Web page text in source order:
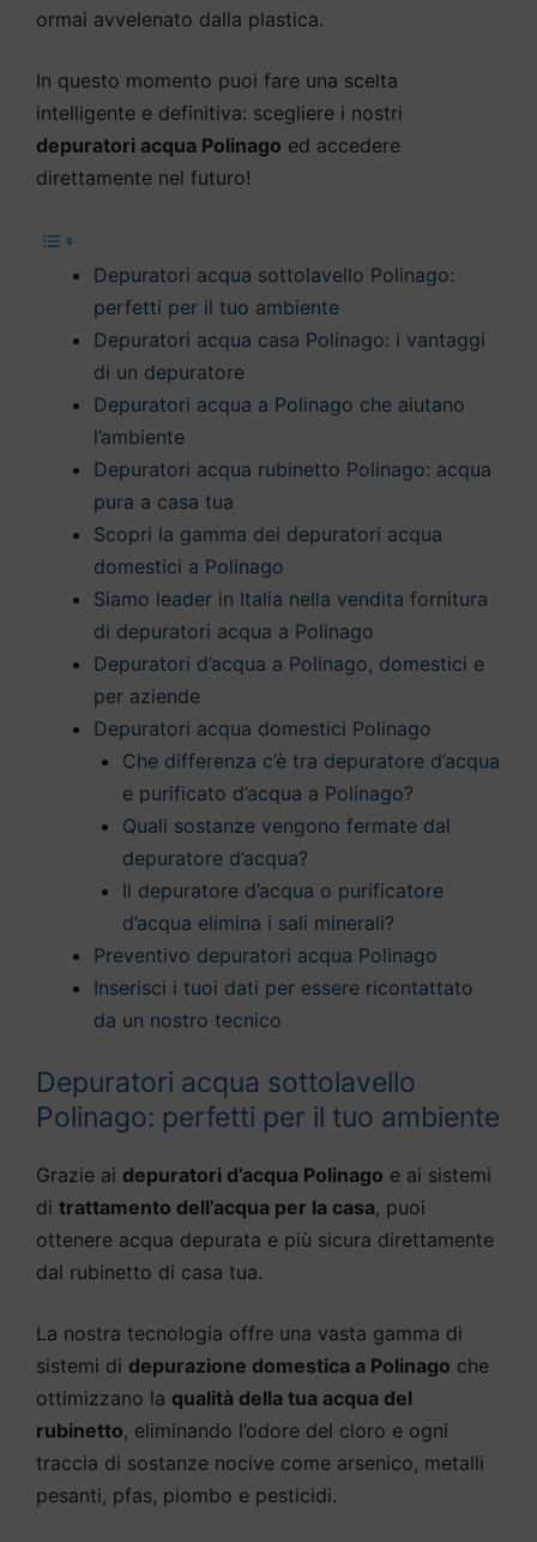
ormai avvelenato dalla plastica.
In questo momento puoi fare una scelta
intelligente e definitiva: scegliere i nostri
depuratori acqua Polinago ed accedere
direttamente nel futuro!
Depuratori acqua sottolavello Polinago:
perfetti per il tuo ambiente
Depuratori acqua casa Polinago: i vantaggi
di un depuratore
Depuratori acqua a Polinago che aiutano
l’ambiente
Depuratori acqua rubinetto Polinago: acqua
pura a casa tua
Scopri la gamma dei depuratori acqua
domestici a Polinago
Siamo leader in Italia nella vendita fornitura
di depuratori acqua a Polinago
Depuratori d’acqua a Polinago, domestici e
per aziende
Depuratori acqua domestici Polinago
Che differenza c’è tra depuratore d’acqua
e purificato d’acqua a Polinago?
Quali sostanze vengono fermate dal
depuratore d’acqua?
Il depuratore d’acqua o purificatore
d’acqua elimina i sali minerali?
Preventivo depuratori acqua Polinago
Inserisci i tuoi dati per essere ricontattato
da un nostro tecnico
Depuratori acqua sottolavello
Polinago: perfetti per il tuo ambiente
Grazie ai depuratori d’acqua Polinago e ai sistemi
di trattamento dell’acqua per la casa, puoi
ottenere acqua depurata e più sicura direttamente
dal rubinetto di casa tua.
La nostra tecnologia offre una vasta gamma di
sistemi di depurazione domestica a Polinago che
ottimizzano la qualità della tua acqua del
rubinetto, eliminando l’odore del cloro e ogni
traccia di sostanze nocive come arsenico, metalli
pesanti, pfas, piombo e pesticidi.